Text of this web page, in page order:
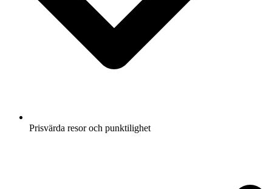
Prisvärda resor och punktilighet